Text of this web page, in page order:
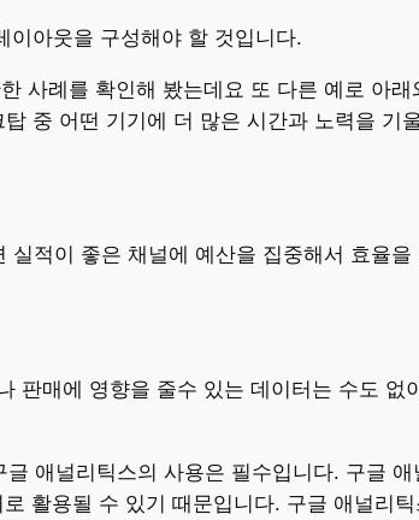
이아웃을 구성해야 할 것입니다.
사례를 확인해 봤는데요 또 다른 예로 아
중 어떤 기기에 더 많은 시간과 노력을 기
적이 좋은 채널에 예산을 집중해서 효율을
판매에 영향을 줄수 있는 데이터는 수도
애널리틱스의 사용은 필수입니다. 구글
활용될 수 있기 때문입니다. 구글 애널리